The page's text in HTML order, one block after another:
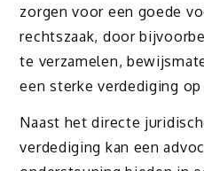
zorgen voor een goede
rechtszaak, door
te verzamelen,
een sterke verdediging
Naast het directe
verdediging kan een